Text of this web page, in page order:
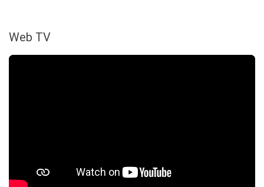
Web TV